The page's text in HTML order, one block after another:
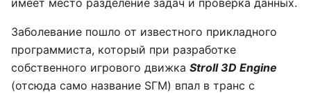
имеет место разделение задач и проверка данных.
Заболевание пошло от известного прикладного
программиста, который при разработке
собственного игрового движка Stroll 3D Engine
(отсюда само название SГМ) впал в транс с